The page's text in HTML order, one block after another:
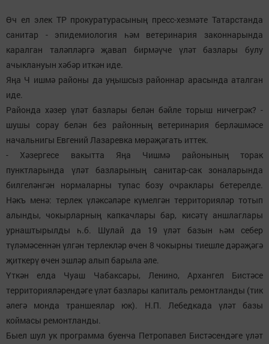
Өч ел элек ТР прокуратурасының пресс-хезмәте Татарстанда
санитар - эпидемиология һәм ветеринария законнарында
каралган таләпләргә җавап бирмәүче үләт базлары булу
ачыклануын хәбәр иткән иде.
Яңа Ч ишмә районы да уңышсыз районнар арасында аталган
иде.
Районда хәзер үләт базлары белән бәйле торыш ничегрәк? -
шушы сорау белән без районның ветеринария берләшмәсе
начальнигы Евгений Лазаревка мөрәҗәгать иттек.
- Хәзергесе вакытта Яңа Чишмә районының торак
пунктларында үләт базларының санитар-сак зоналарында
билгеләнгән нормаларны тупас бозу очраклары бетерелде.
Нәкъ менә: терлек үләксәләре күмелгән территорияләр тотып
алынды, чокырларның капкачлары бар, кисәтү аншлаглары
урнаштырылды һ.б. Шулай да 19 үләт базын һәм себер
түләмәсеннән үлгән терлекләр өчен 8 чокырны тиешле дәрәҗәгә
җиткерү өчен эшләр алып барыла әле.
Үткән елда Чуаш Чабаксары, Ленино, Архангел Бистәсе
территорияләрендәге үләт базлары капиталь ремонтланды (тик
әлегә монда траншеялар юк). Н.П. Лебедкада үләт базы
коймасы ремонтланды.
Быел шул ук программа буенча Петропавел Бистәсендәге үләт